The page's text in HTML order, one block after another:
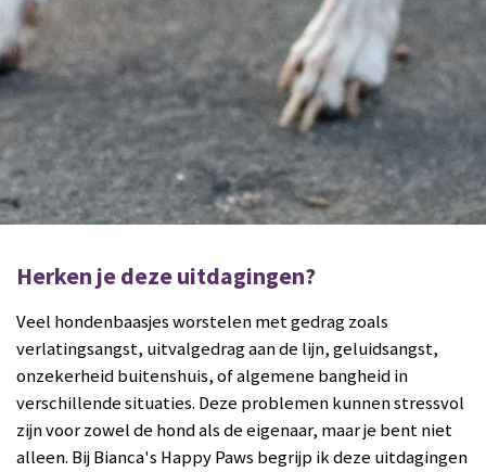
Herken je deze uitdagingen?
Veel hondenbaasjes worstelen met gedrag zoals
verlatingsangst, uitvalgedrag aan de lijn, geluidsangst,
onzekerheid buitenshuis, of algemene bangheid in
verschillende situaties. Deze problemen kunnen stressvol
zijn voor zowel de hond als de eigenaar, maar je bent niet
alleen. Bij Bianca's Happy Paws begrijp ik deze uitdagingen